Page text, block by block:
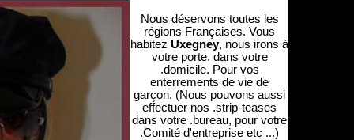
Nous déservons toutes les
régions Françaises. Vous
habitez Uxegney, nous irons à
votre porte, dans votre
.domicile. Pour vos
enterrements de vie de
garçon. (Nous pouvons aussi
effectuer nos .strip-teases
dans votre .bureau, pour votre
.Comité d'entreprise etc ...)